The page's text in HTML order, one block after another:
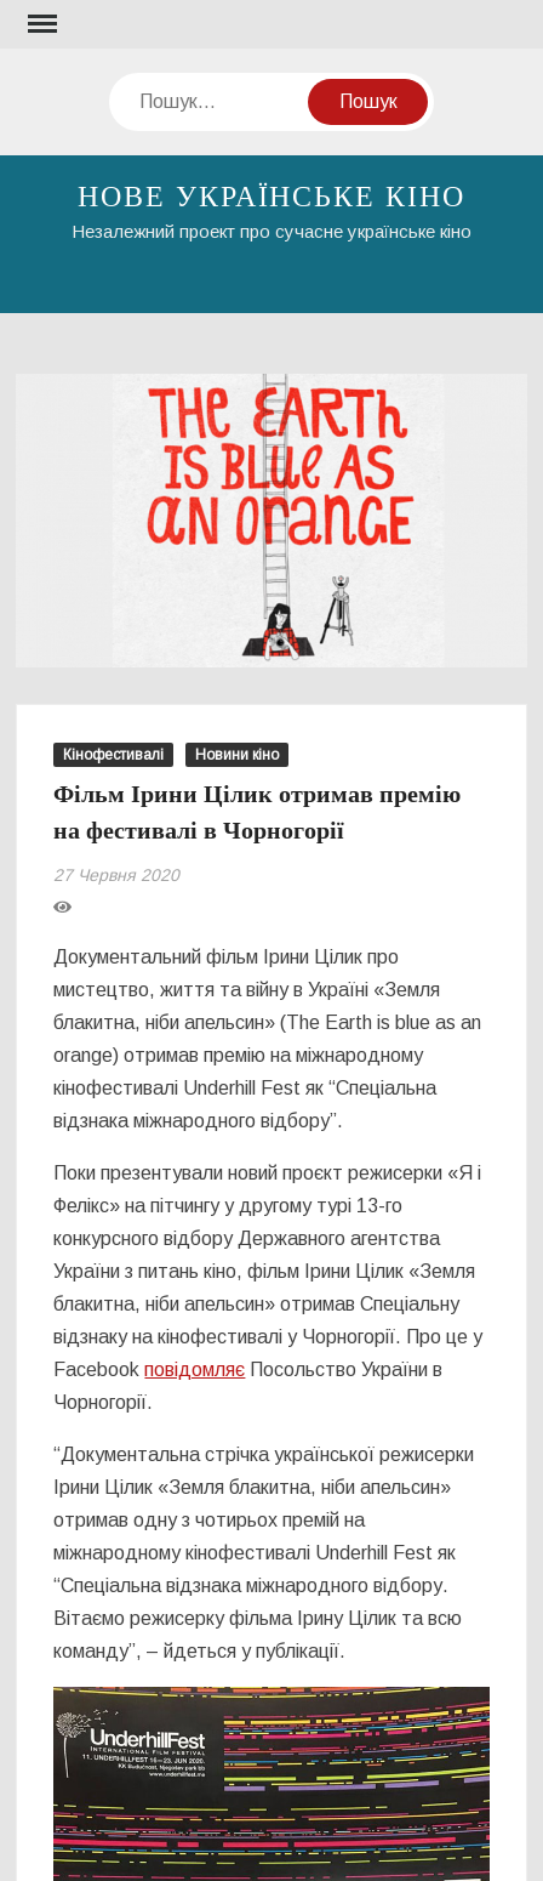
Перейти
Пошук
НОВЕ УКРАЇНСЬКЕ КІНО
Незалежний проект про сучасне українське кіно
Кінофестивалі Новини кіно
Фільм Ірини Цілик отримав премію
на фестивалі в Чорногорії
27 Червня 2020
Документальний фільм Ірини Цілик про
мистецтво, життя та війну в Україні «Земля
блакитна, ніби апельсин» (The Earth is blue as an
orange) отримав премію на міжнародному
кінофестивалі Underhill Fest як “Спеціальна
відзнака міжнародного відбору”.
Поки презентували новий проєкт режисерки «Я і
Фелікс» на пітчингу у другому турі 13-го
конкурсного відбору Державного агентства
України з питань кіно, фільм Ірини Цілик «Земля
блакитна, ніби апельсин» отримав Спеціальну
відзнаку на кінофестивалі у Чорногорії. Про це у
Facebookповідомляє Посольство України в
Чорногорії.
“Документальна стрічка української режисерки
Ірини Цілик «Земля блакитна, ніби апельсин»
отримав одну з чотирьох премій на
міжнародному кінофестивалі Underhill Fest як
“Спеціальна відзнака міжнародного відбору.
Вітаємо режисерку фільма Ірину Цілик та всю
команду”, – йдеться у публікації.